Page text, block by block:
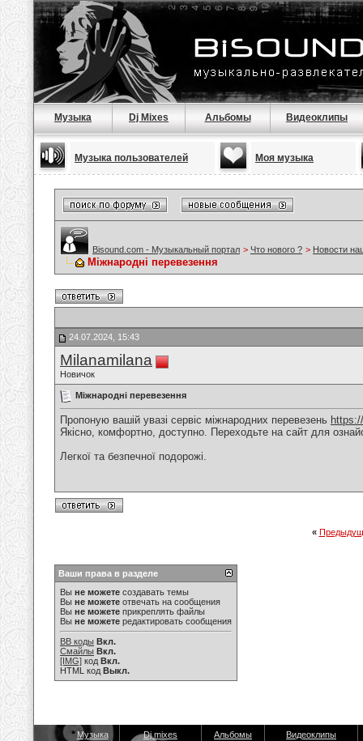
Музыка Dj Mixes Альбомы Видеоклипы
Музыка пользователей Моя музыка
Bisound.com - Музыкальный портал > Что нового ? > Новости
Міжнародні перевезення
24.07.2024, 15:43
Milanamilana
Новичок
Міжнародні перевезення
Пропоную вашій увазі сервіс міжнародних перевезень
Якісно, комфортно, доступно. Переходьте на сайт для
Легкої та безпечної подорожі.
«
Ваши права в разделе
Вы не можете создавать темы
Вы не можете отвечать на сообщения
Вы не можете прикреплять файлы
Вы не можете редактировать сообщения
BB коды Вкл.
Смайлы Вкл.
[IMG] код Вкл.
HTML код Выкл.
Музыка Dj mixes Альбомы Видеоклипы